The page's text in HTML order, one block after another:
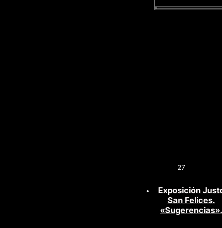
27
Exposición
San Felices.
«Sugerencias».